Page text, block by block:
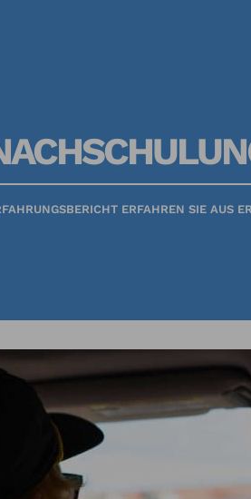
ERFAHREN SIE AUS